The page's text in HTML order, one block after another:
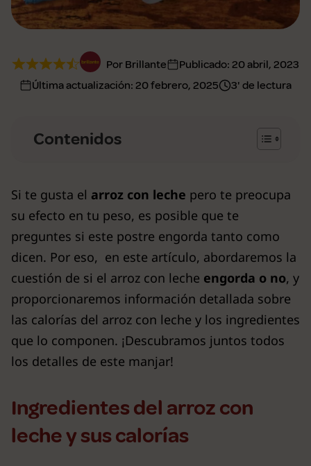
Por Brillante Publicado: 20 abril, 2023
Última actualización: 20 febrero, 2025 3' de lectura
Contenidos
Si te gusta el arroz con leche pero te preocupa
su efecto en tu peso, es posible que te
preguntes si este postre engorda tanto como
dicen. Por eso, en este artículo, abordaremos la
cuestión de si el arroz con leche engorda o no, y
proporcionaremos información detallada sobre
las calorías del arroz con leche y los ingredientes
que lo componen. ¡Descubramos juntos todos
los detalles de este manjar!
Ingredientes del arroz con
leche y sus calorías